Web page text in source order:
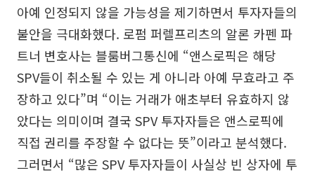
아예 인정되지 않을 가능성을 제기하면서 투자자들의
불안을 극대화했다. 로펌 퍼렐프리츠의 알론 카펜 파
트너 변호사는 블룸버그통신에 “앤스로픽은 해당
SPV들이 취소될 수 있는 게 아니라 아예 무효라고 주
장하고 있다”며 “이는 거래가 애초부터 유효하지 않
았다는 의미이며 결국 SPV 투자자들은 앤스로픽에
직접 권리를 주장할 수 없다는 뜻”이라고 분석했다.
그러면서 “많은 SPV 투자자들이 사실상 빈 상자에 투